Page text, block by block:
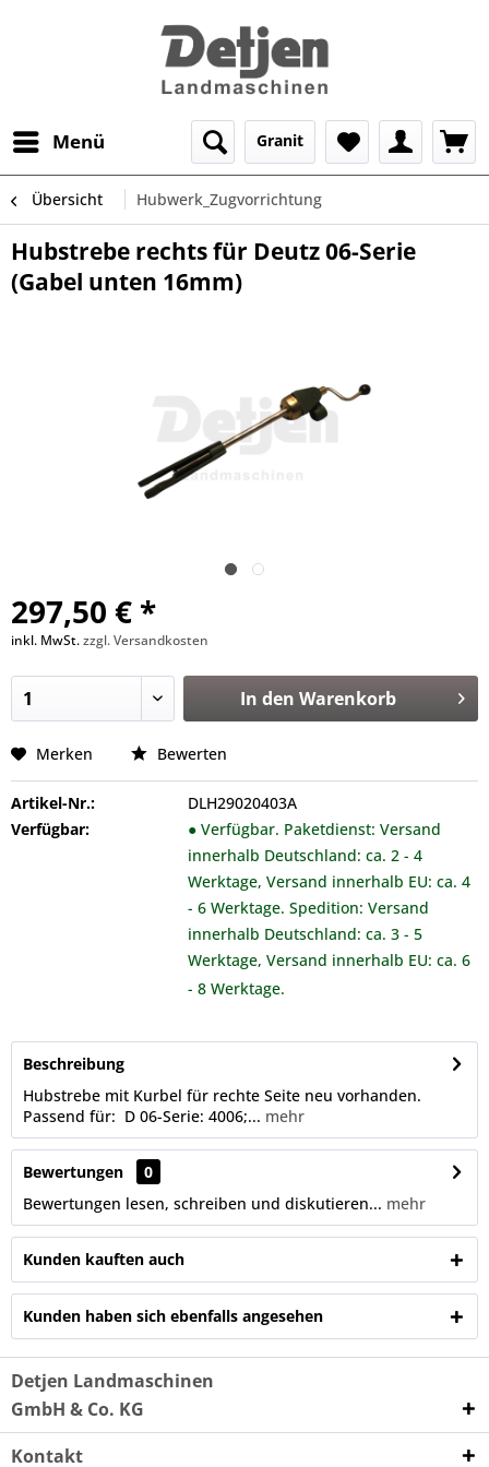
Menü Granit
Übersicht Hubwerk_Zugvorrichtung
Hubstrebe rechts für Deutz 06-Serie
(Gabel unten 16mm)
297,50 € *
inkl. MwSt.zzgl. Versandkosten
In den Warenkorb
Merken Bewerten
Artikel-Nr.:
DLH29020403A
Verfügbar:
● Verfügbar. Paketdienst: Versand
innerhalb Deutschland: ca. 2 - 4
Werktage, Versand innerhalb EU: ca. 4
- 6 Werktage. Spedition: Versand
innerhalb Deutschland: ca. 3 - 5
Werktage, Versand innerhalb EU: ca. 6
- 8 Werktage.
Beschreibung
Hubstrebe mit Kurbel für rechte Seite neu vorhanden.
Passend für: D 06-Serie: 4006;... mehr
Bewertungen
0
Bewertungen lesen, schreiben und diskutieren... mehr
Kunden kauften auch
Kunden haben sich ebenfalls angesehen
Detjen Landmaschinen
GmbH & Co. KG
Kontakt